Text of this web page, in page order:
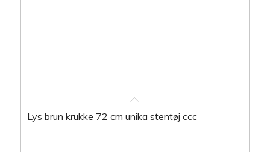
Lys brun krukke 72 cm unika stentøj ccc